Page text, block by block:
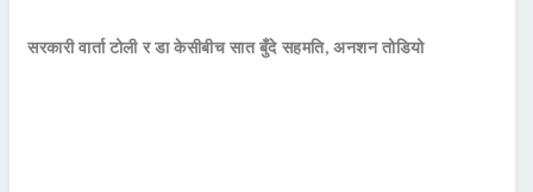
सरकारी वार्ता टोली र डा केसीबीच सात बुँदे सहमति, अनशन तोडियो